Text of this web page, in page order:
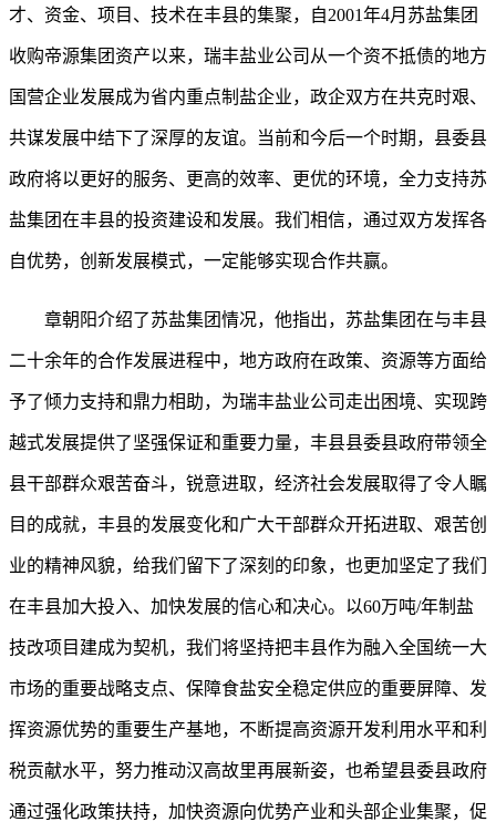
才、资金、项目、技术在丰县的集聚，自2001年4月苏盐集团
收购帝源集团资产以来，瑞丰盐业公司从一个资不抵债的地方
国营企业发展成为省内重点制盐企业，政企双方在共克时艰、
共谋发展中结下了深厚的友谊。当前和今后一个时期，县委县
政府将以更好的服务、更高的效率、更优的环境，全力支持苏
盐集团在丰县的投资建设和发展。我们相信，通过双方发挥各
自优势，创新发展模式，一定能够实现合作共赢。
章朝阳介绍了苏盐集团情况，他指出，苏盐集团在与丰县
二十余年的合作发展进程中，地方政府在政策、资源等方面给
予了倾力支持和鼎力相助，为瑞丰盐业公司走出困境、实现跨
越式发展提供了坚强保证和重要力量，丰县县委县政府带领全
县干部群众艰苦奋斗，锐意进取，经济社会发展取得了令人瞩
目的成就，丰县的发展变化和广大干部群众开拓进取、艰苦创
业的精神风貌，给我们留下了深刻的印象，也更加坚定了我们
在丰县加大投入、加快发展的信心和决心。以60万吨/年制盐
技改项目建成为契机，我们将坚持把丰县作为融入全国统一大
市场的重要战略支点、保障食盐安全稳定供应的重要屏障、发
挥资源优势的重要生产基地，不断提高资源开发利用水平和利
税贡献水平，努力推动汉高故里再展新姿，也希望县委县政府
通过强化政策扶持，加快资源向优势产业和头部企业集聚，促